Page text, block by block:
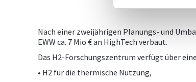
Nach einer zweijährigen Planungs- und
EWW ca. 7 Mio € an HighTech verbaut.
Das H2-Forschungszentrum verfügt über
• H2 für die thermische Nutzung,